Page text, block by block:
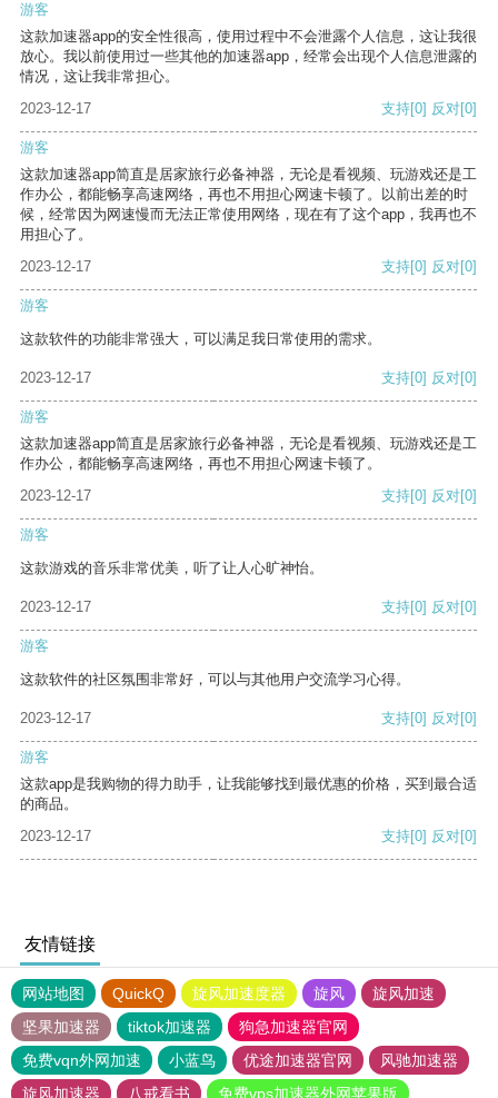
游客
这款加速器app的安全性很高，使用过程中不会泄露个人信息，这让我很
放心。我以前使用过一些其他的加速器app，经常会出现个人信息泄露的
情况，这让我非常担心。
2023-12-17
支持[0] 反对[0]
游客
这款加速器app简直是居家旅行必备神器，无论是看视频、玩游戏还是工
作办公，都能畅享高速网络，再也不用担心网速卡顿了。以前出差的时
候，经常因为网速慢而无法正常使用网络，现在有了这个app，我再也不
用担心了。
2023-12-17
支持[0] 反对[0]
游客
这款软件的功能非常强大，可以满足我日常使用的需求。
2023-12-17 支持[0] 反对[0]
游客
这款加速器app简直是居家旅行必备神器，无论是看视频、玩游戏还是工
作办公，都能畅享高速网络，再也不用担心网速卡顿了。
2023-12-17
支持[0] 反对[0]
游客
这款游戏的音乐非常优美，听了让人心旷神怡。
2023-12-17 支持[0] 反对[0]
游客
这款软件的社区氛围非常好，可以与其他用户交流学习心得。
2023-12-17 支持[0] 反对[0]
游客
这款app是我购物的得力助手，让我能够找到最优惠的价格，买到最合适
的商品。
2023-12-17
支持[0] 反对[0]
友情链接
网站地图 QuickQ 旋风加速度器 旋风
旋风加速
坚果加速器
tiktok加速器
狗急加速器官网
免费vqn外网加速
小蓝鸟 优途加速器官网
风驰加速器
旋风加速器
八戒看书 免费vps加速器外网苹果版